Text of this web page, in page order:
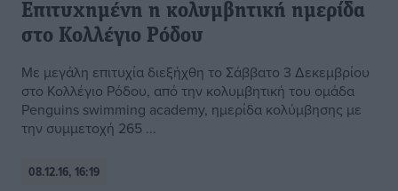
Επιτυχημένη η κολυμβητική ημερίδα
στο Κολλέγιο Ρόδου
Με μεγάλη επιτυχία διεξήχθη το Σάββατο 3 Δεκεμβρίου
στο Κολλέγιο Ρόδου, από την κολυμβητική του ομάδα
Penguins swimming academy, ημερίδα κολύμβησης με
την συμμετοχή 265 ...
08.12.16, 16:19